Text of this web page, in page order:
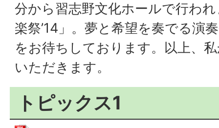
分から習志野文化ホールで行わ
楽祭’14」。夢と希望を奏でる演
をお待ちしております。以上、
いただきます。
トピックス1